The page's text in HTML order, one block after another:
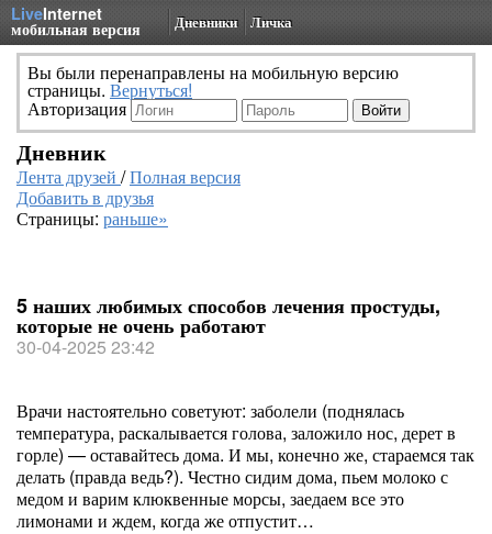
LiveInternet
мобильная версия Дневники Личка
Вы были перенаправлены на мобильную версию
страницы. Вернуться!
Авторизация
Дневник
Лента друзей /Полная версия
Добавить в друзья
Страницы: раньше»
5 наших любимых способов лечения простуды,
которые не очень работают
30-04-2025 23:42
Врачи настоятельно советуют: заболели (поднялась
температура, раскалывается голова, заложило нос, дерет в
горле) — оставайтесь дома. И мы, конечно же, стараемся так
делать (правда ведь?). Честно сидим дома, пьем молоко с
медом и варим клюквенные морсы, заедаем все это
лимонами и ждем, когда же отпустит…